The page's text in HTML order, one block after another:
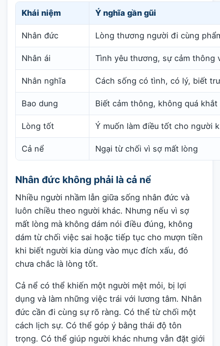
Khái niệm Ý nghĩa gần gũi
Nhân đức Lòng thương người đi cùng
Nhân ái Tình yêu thương, sự cảm thông
Nhân nghĩa Cách sống có tình, có lý, biết
Bao dung Biết cảm thông, không quá
Lòng tốt Ý muốn làm điều tốt cho người
Cả nể Ngại từ chối vì sợ mất lòng
Nhân đức không phải là cả nể
Nhiều người nhầm lẫn giữa sống nhân đức và
luôn chiều theo người khác. Nhưng nếu vì sợ
mất lòng mà không dám nói điều đúng, không
dám từ chối việc sai hoặc tiếp tục cho mượn tiền
khi biết người kia dùng vào mục đích xấu, đó
chưa chắc là lòng tốt.
Cả nể có thể khiến một người mệt mỏi, bị lợi
dụng và làm những việc trái với lương tâm. Nhân
đức cần đi cùng sự rõ ràng. Có thể từ chối một
cách lịch sự. Có thể góp ý bằng thái độ tôn
trọng. Có thể giúp người khác nhưng vẫn đặt giới